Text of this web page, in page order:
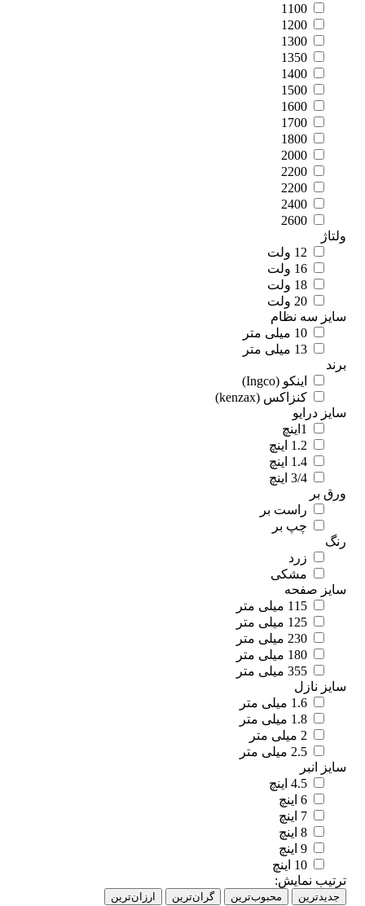
1100
1200
1300
1350
1400
1500
1600
1700
1800
2000
2200
2200
2400
2600
سه نظام
اینکو (Ingco)
کنزاکس (kenzax)
درایو
1.2 اینچ
1.4 اینچ
3/4 اینچ
بر
راست بر
چپ بر
زرد
مشکی
صفحه
115 میلی متر
125 میلی متر
230 میلی متر
180 میلی متر
355 میلی متر
نازل
1.6 میلی متر
1.8 میلی متر
2.5 میلی متر
انبر
4.5 اینچ
نمایش:
محبوب‌ترین گران‌ترین ارزان‌ترین